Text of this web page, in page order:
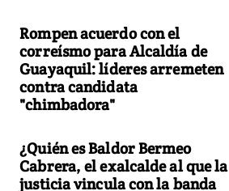
Rompen acuerdo con el
correísmo para Alcaldía de
Guayaquil: líderes arremeten
contra candidata
"chimbadora"
¿Quién es Baldor Bermeo
Cabrera, el exalcalde al que la
justicia vincula con la banda